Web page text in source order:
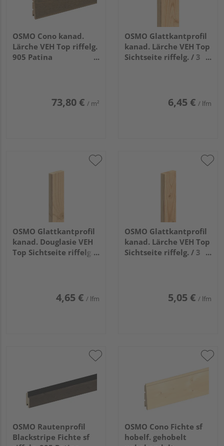
OSMO Cono kanad.
Lärche VEH Top riffelg.
905 Patina
73,80 € / m²
OSMO Glattkantprofil
kanad. Lärche VEH Top
Sichtseite riffelg. / 3
6,45 € / lfm
OSMO Glattkantprofil
kanad. Douglasie VEH
Top Sichtseite riffelg. /
4,65 € / lfm
OSMO Glattkantprofil
kanad. Lärche VEH Top
Sichtseite riffelg. / 3
5,05 € / lfm
OSMO Rautenprofil
Blackstripe Fichte sf
OSMO Cono Fichte sf
hobelf. gehobelt